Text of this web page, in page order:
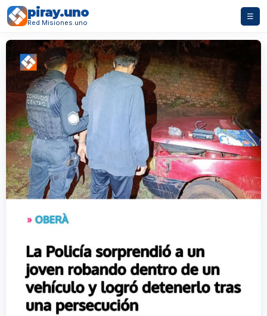
piray.uno
Red Misiones.uno
☰